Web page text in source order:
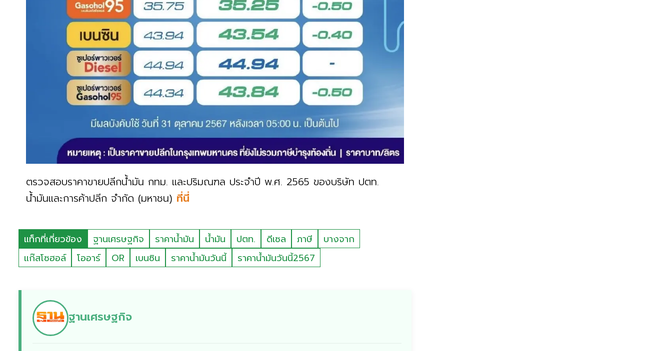
ตรวจสอบราคาขายปลีกน้ำมัน กทม. และปริมณฑล ประจำปี พ.ศ. 2565 ของบริษัท ปตท.
น้ำมันและการค้าปลีก จำกัด (มหาชน) ที่นี่
แท็กที่เกี่ยวข้อง ฐานเศรษฐกิจ ราคาน้ำมัน น้ำมัน ปตท. ดีเซล ภาษี
บางจาก
แก๊สโซฮอล์
โออาร์ OR เบนซิน ราคาน้ำมันวันนี้ ราคาน้ำมันวันนี้2567
ฐานเศรษฐกิจ